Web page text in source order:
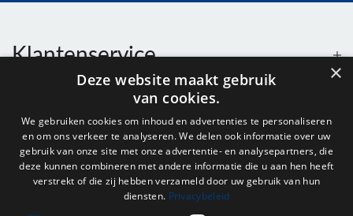
Klantenservice
Openingstijden
Nieuwsbrief
×
Deze website maakt gebruik
van cookies.
We gebruiken cookies om inhoud en advertenties te personaliseren
en om ons verkeer te analyseren. We delen ook informatie over uw
gebruik van onze site met onze advertentie- en analysepartners, die
deze kunnen combineren met andere informatie die u aan hen heeft
verstrekt of die zij hebben verzameld door uw gebruik van hun
diensten. Privacybeleid